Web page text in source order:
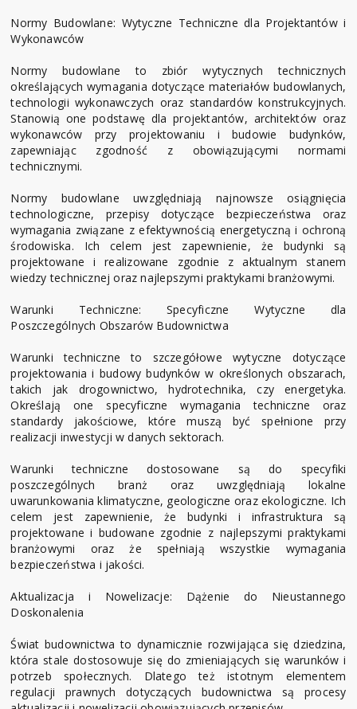
Normy Budowlane: Wytyczne Techniczne dla Projektantów i
Wykonawców
Normy budowlane to zbiór wytycznych technicznych
określających wymagania dotyczące materiałów budowlanych,
technologii wykonawczych oraz standardów konstrukcyjnych.
Stanowią one podstawę dla projektantów, architektów oraz
wykonawców przy projektowaniu i budowie budynków,
zapewniając zgodność z obowiązującymi normami
technicznymi.
Normy budowlane uwzględniają najnowsze osiągnięcia
technologiczne, przepisy dotyczące bezpieczeństwa oraz
wymagania związane z efektywnością energetyczną i ochroną
środowiska. Ich celem jest zapewnienie, że budynki są
projektowane i realizowane zgodnie z aktualnym stanem
wiedzy technicznej oraz najlepszymi praktykami branżowymi.
Warunki Techniczne: Specyficzne Wytyczne dla
Poszczególnych Obszarów Budownictwa
Warunki techniczne to szczegółowe wytyczne dotyczące
projektowania i budowy budynków w określonych obszarach,
takich jak drogownictwo, hydrotechnika, czy energetyka.
Określają one specyficzne wymagania techniczne oraz
standardy jakościowe, które muszą być spełnione przy
realizacji inwestycji w danych sektorach.
Warunki techniczne dostosowane są do specyfiki
poszczególnych branż oraz uwzględniają lokalne
uwarunkowania klimatyczne, geologiczne oraz ekologiczne. Ich
celem jest zapewnienie, że budynki i infrastruktura są
projektowane i budowane zgodnie z najlepszymi praktykami
branżowymi oraz że spełniają wszystkie wymagania
bezpieczeństwa i jakości.
Aktualizacja i Nowelizacje: Dążenie do Nieustannego
Doskonalenia
Świat budownictwa to dynamicznie rozwijająca się dziedzina,
która stale dostosowuje się do zmieniających się warunków i
potrzeb społecznych. Dlatego też istotnym elementem
regulacji prawnych dotyczących budownictwa są procesy